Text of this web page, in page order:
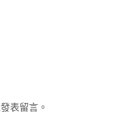
表留言。